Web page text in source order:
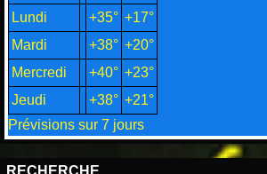
Lundi
+35° +17°
Mardi
+38° +20°
Mercredi
+40° +23°
Jeudi
+38° +21°
Prévisions sur 7 jours
RECHERCHE